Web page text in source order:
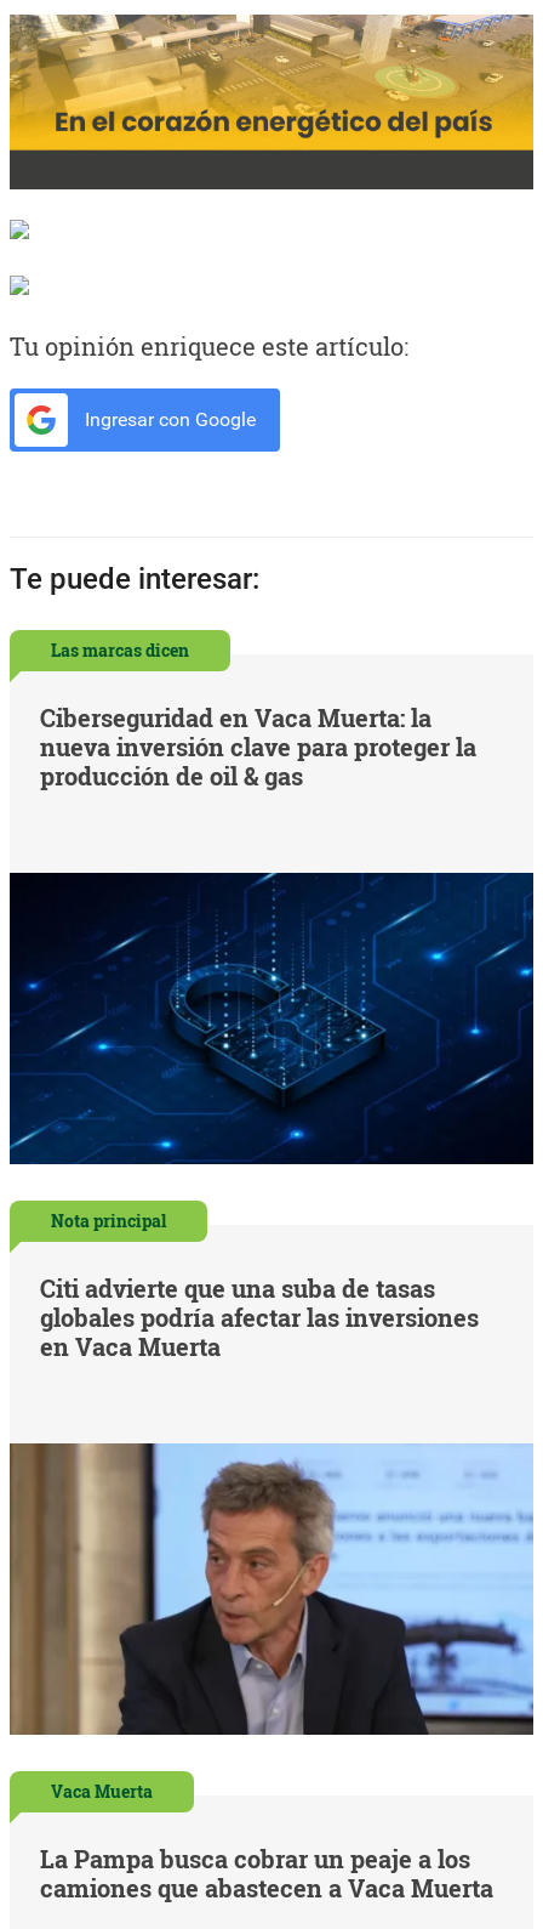
Tu opinión enriquece este artículo:
Ingresar con Google
Te puede interesar:
Las marcas dicen
Ciberseguridad en Vaca Muerta: la
nueva inversión clave para proteger la
producción de oil & gas
Nota principal
Citi advierte que una suba de tasas
globales podría afectar las inversiones
en Vaca Muerta
Vaca Muerta
La Pampa busca cobrar un peaje a los
camiones que abastecen a Vaca Muerta